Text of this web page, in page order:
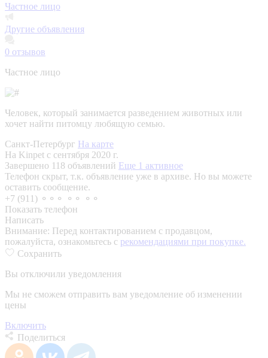
Частное лицо
Другие объявления
0 отзывов
Частное лицо
Человек, который занимается разведением животных или
хочет найти питомцу любящую семью.
Санкт-Петербург На карте
На Kinpet c сентября 2020 г.
Завершено 118 объявлений Еще 1 активное
Телефон скрыт, т.к. объявление уже в архиве. Но вы можете
оставить сообщение.
+7 (911) ⚬⚬⚬ ⚬⚬ ⚬⚬
Показать телефон
Написать
Внимание: Перед контактированием с продавцом,
пожалуйста, ознакомьтесь с рекомендациями при покупке.
Сохранить
Вы отключили уведомления
Мы не сможем отправить вам уведомление об изменении
цены
Включить
Поделиться